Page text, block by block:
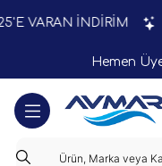
VARAN İNDİRİM
Hemen